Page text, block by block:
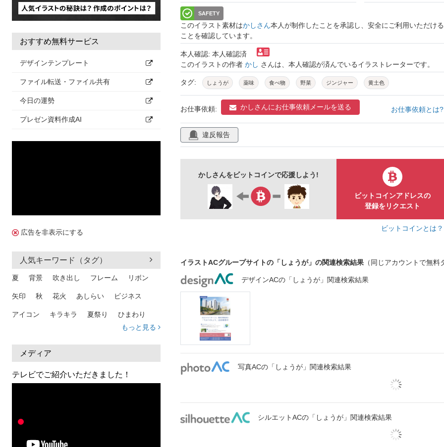
おすすめ無料サービス
デザインテンプレート
ファイル転送・ファイル共有
今日の運勢
プレゼン資料作成AI
広告を非表示にする
人気キーワード（タグ）
夏 背景 吹き出し フレーム リボン
矢印 秋 花火 あしらい ビジネス
アイコン キラキラ 夏祭り ひまわり
熱中症
人物 暑中見舞い
日本地図 海
集中線
スケジュール
もっと見る
メディア
テレビでご紹介いただきました！
SAFETY
このイラスト素材はかしさん本人が制作したことを承認し、安全にご利用いただける
ことを確認しています。
本人確認: 本人確認済
このイラストの作者 かし さんは、本人確認が済んでいるイラストレーターです。
タグ: しょうが 薬味 食べ物 野菜 ジンジャー 黄土色
お仕事依頼: かしさんにお仕事依頼メールを送る お仕事依頼とは
違反報告
かしさんをビットコインで応援しよう!
ビットコインアドレスの
登録をリクエスト
ビットコインとは
イラストACグループサイトの「しょうが」の関連検索結果 （同じアカウントで無
デザインACの「しょうが」関連検索結果
写真ACの「しょうが」関連検索結果
シルエットACの「しょうが」関連検索結果